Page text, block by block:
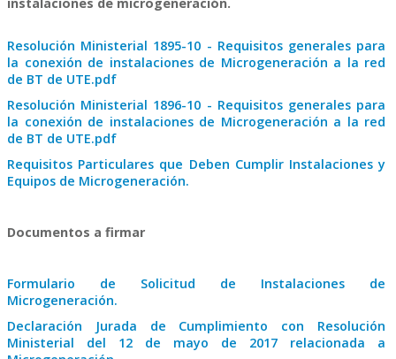
Resolución Ministerial 1895-10 - Requisitos generales para
la conexión de instalaciones de Microgeneración a la red
de BT de UTE.pdf
Resolución Ministerial 1896-10 - Requisitos generales para
la conexión de instalaciones de Microgeneración a la red
de BT de UTE.pdf
Requisitos Particulares que Deben Cumplir Instalaciones y
Equipos de Microgeneración.
Documentos a firmar
Formulario de Solicitud de Instalaciones de
Microgeneración.
Declaración Jurada de Cumplimiento con Resolución
Ministerial del 12 de mayo de 2017 relacionada a